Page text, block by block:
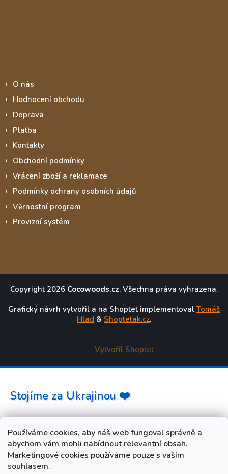
Používáme cookies, aby náš web fungoval správně a
abychom vám mohli nabídnout relevantní obsah.
Marketingové cookies používáme pouze s vaším
souhlasem.
O nás
Hodnocení obchodu
Doprava
Platba
Kontakty
Obchodní podmínky
Vrácení zboží a reklamace
Podmínky ochrany osobních údajů
Věrnostní program
Provizní systém
Copyright 2026 Cocowoods.cz. Všechna práva vyhrazena.
Grafický návrh vytvořil a na Shoptet implementoval Tomáš
Hlad & Shoptetak.cz.
Vytvořil Shoptet
Stojíme za Ukrajinou ❤️
Jak a čím pomoci »